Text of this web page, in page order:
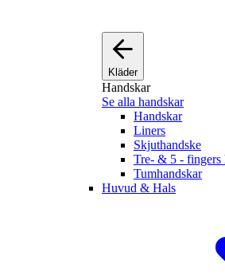
Kläder
Handskar
Se alla handskar
Handskar
Liners
Skjuthandske
Tre- & 5 - fingers
Tumhandskar
Huvud & Hals